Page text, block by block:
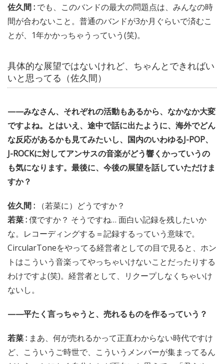
佐久間 : でも、このバンドの最大の問題点は、みんなの時
間が合わないこと。普通のバンドが3か月ぐらいで済むこ
とが、1年かかっちゃうっていう(笑)。
具体的な展望ではないけれど、ちゃんとできればい
いと思ってる（佐久間）
——みなさん、それぞれの活動もあるから、なかなか大変
ですよね。とはいえ、途中で話に出たように、海外でどん
な反応があるかも見てみたいし、国内のいわゆるJ-POP、
J-ROCKに対してアンサスの音楽がどう響くかっていうの
も気になります。最後に、今後の展望を話していただけま
すか？
佐久間 :
（若菜に）どうですか？
若菜 :僕ですか？ そうですね… 面白い記録を残したいか
な。レコーディングする＝記録するっていう意味で。
CircularToneをやってる経営者としての目で見ると、ホン
トはこういう音楽ってやっちゃいけないことだったりする
わけですよ(笑)。経営者として、リクープしなくちゃいけ
ないし。
——平たく言っちゃうと、売れるものを作るっていう？
若菜 : まあ、何が売れるかって正直わからない時代ですけ
ど、こういうご時世で、こういうメンバーが集まってるん